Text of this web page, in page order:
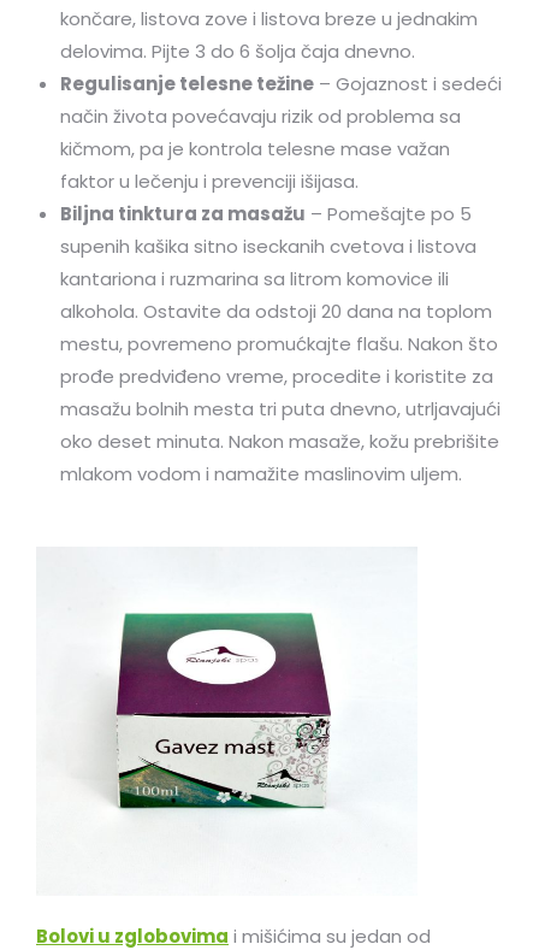
končare, listova zove i listova breze u jednakim
delovima. Pijte 3 do 6 šolja čaja dnevno.
Regulisanje telesne težine – Gojaznost i sedeći
način života povećavaju rizik od problema sa
kičmom, pa je kontrola telesne mase važan
faktor u lečenju i prevenciji išijasa.
Biljna tinktura za masažu – Pomešajte po 5
supenih kašika sitno iseckanih cvetova i listova
kantariona i ruzmarina sa litrom komovice ili
alkohola. Ostavite da odstoji 20 dana na toplom
mestu, povremeno promućkajte flašu. Nakon što
prođe predviđeno vreme, procedite i koristite za
masažu bolnih mesta tri puta dnevno, utrljavajući
oko deset minuta. Nakon masaže, kožu prebrišite
mlakom vodom i namažite maslinovim uljem.
Bolovi u zglobovima i mišićima su jedan od